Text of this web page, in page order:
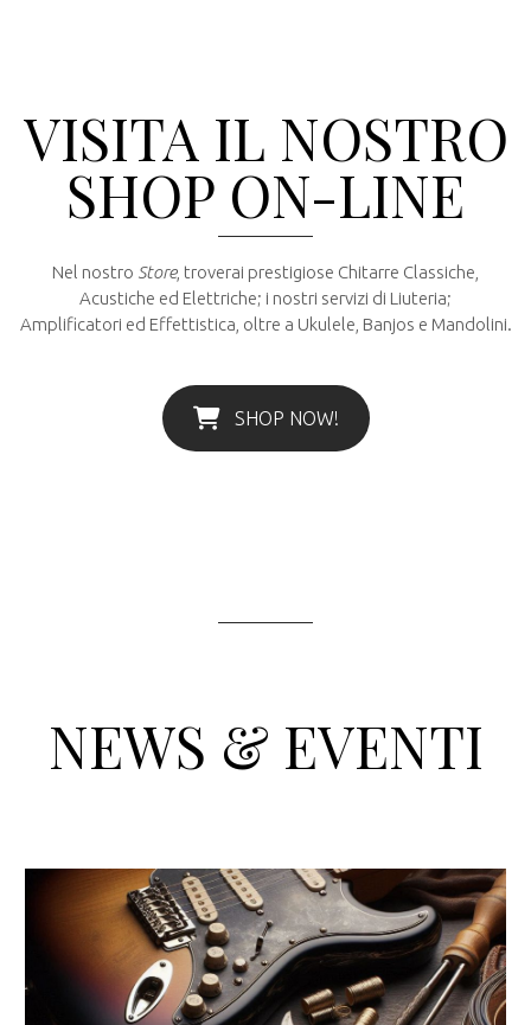
VISITA IL NOSTRO
SHOP ON-LINE
Nel nostro Store, troverai prestigiose Chitarre Classiche,
Acustiche ed Elettriche; i nostri servizi di Liuteria;
Amplificatori ed Effettistica, oltre a Ukulele, Banjos e Mandolini.
SHOP NOW!
NEWS & EVENTI